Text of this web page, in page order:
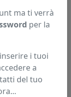
più basso?
ma ti verrà
per la
i tuoi
a
del tuo